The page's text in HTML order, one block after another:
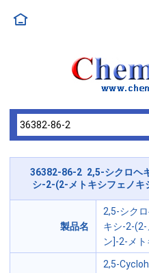
36382-86-2 2,5-シクロヘ
シ-2-(2-メトキシフェノキ
製品名
2,5-シク
キシ-2-
ン]-2-メト
2,5-